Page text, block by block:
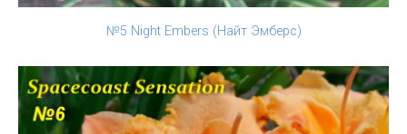
№5 Night Embers (Найт Эмберс)